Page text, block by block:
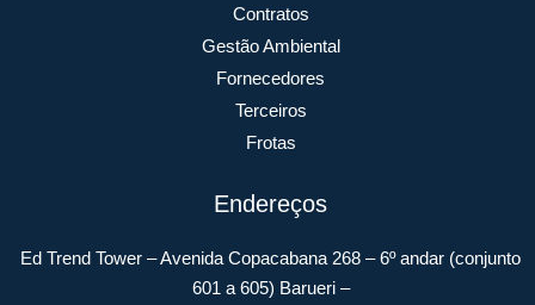
Contratos
Gestão Ambiental
Fornecedores
Terceiros
Frotas
Endereços
Ed Trend Tower – Avenida Copacabana 268 – 6º andar (conjunto
601 a 605) Barueri –